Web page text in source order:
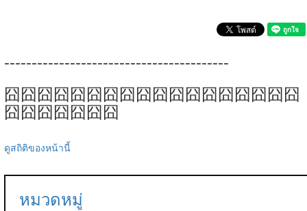
-----------------------------------------
囧囧囧囧囧囧囧囧囧囧囧囧囧囧囧囧囧囧
囧囧囧囧囧囧囧
ดูสถิติของหน้านี้
หมวดหมู่